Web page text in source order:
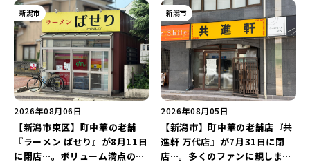
新潟市
2026年08月06日
【新潟市東区】町中華の老舗
『ラーメン ぱせり』が8月11日
に閉店…。ボリューム満点の名
新潟市
2026年08月05日
【新潟市】町中華の老舗店『共
進軒 万代店』が7月31日に閉
店…。多くのファンに親しまれ